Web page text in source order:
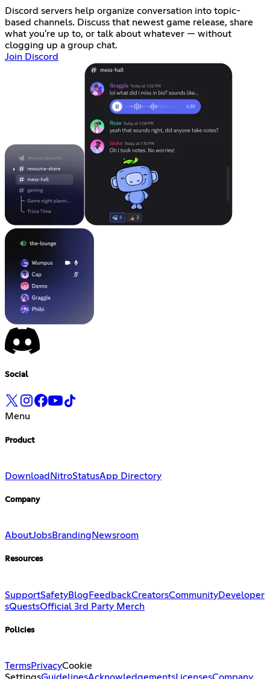
Discord servers help organize conversation into topic-
based channels. Discuss that newest game release, share
what you're up to, or talk about whatever — without
clogging up a group chat.
Join Discord
Social
Menu
Product
Download NitroStatusApp Directory
Company
AboutJobsBranding Newsroom
Resources
SupportSafetyBlogFeedbackCreatorsCommunityDeveloper
sQuestsOfficial 3rd Party Merch
Policies
TermsPrivacyCookie